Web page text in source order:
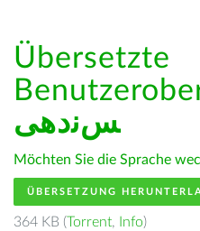
Übersetzte
ﺲﻧﺩھی
Möchten Sie die Sprache
ÜBERSETZUNG
364 KB (Torrent, Info)